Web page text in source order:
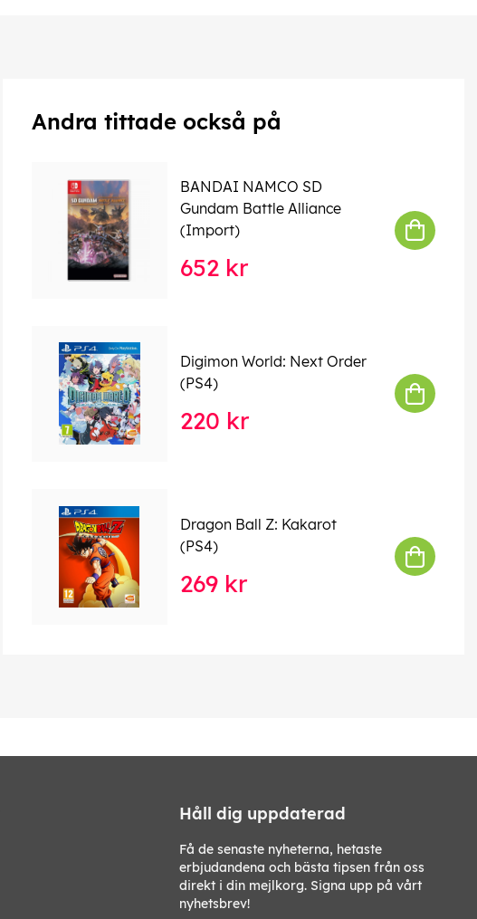
Andra tittade också på
BANDAI NAMCO SD
Gundam Battle Alliance
(Import)
652 kr
Digimon World: Next Order
(PS4)
220 kr
Dragon Ball Z: Kakarot
(PS4)
269 kr
Håll dig uppdaterad
Få de senaste nyheterna, hetaste
erbjudandena och bästa tipsen från oss
direkt i din mejlkorg. Signa upp på vårt
nyhetsbrev!